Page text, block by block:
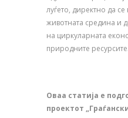
луѓето, директно да се
животната средина и
на циркуларната
природните ресурсите.
Оваа статија е
проектот